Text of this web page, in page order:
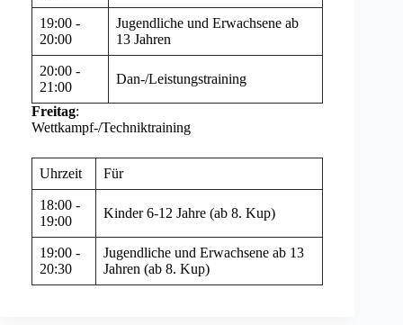
19:00 -
20:00
Jugendliche und Erwachsene ab
13 Jahren
20:00 -
21:00
Dan-/Leistungstraining
Freitag:
Wettkampf-/Techniktraining
Uhrzeit Für
18:00 -
19:00
Kinder 6-12 Jahre (ab 8. Kup)
19:00 -
20:30
Jugendliche und Erwachsene ab 13
Jahren (ab 8. Kup)